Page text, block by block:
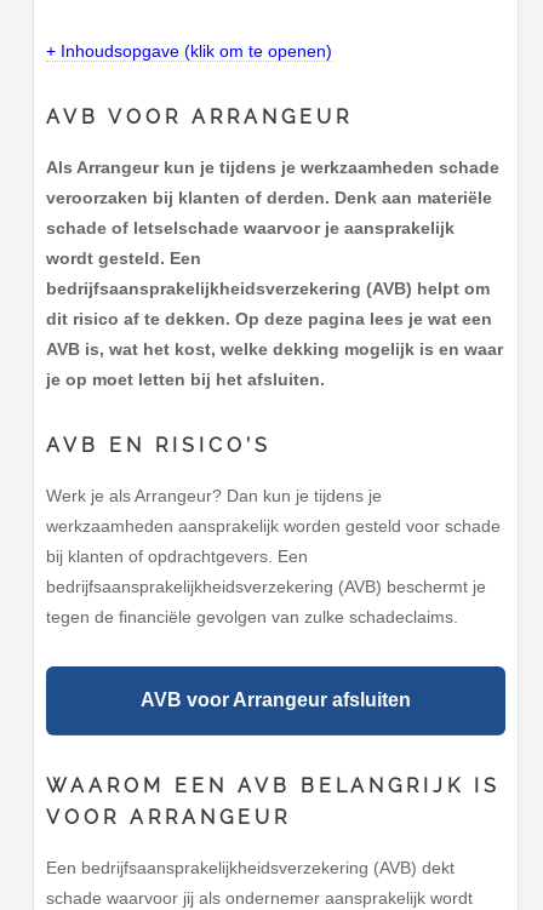
+ Inhoudsopgave (klik om te openen)
AVB VOOR ARRANGEUR
Als Arrangeur kun je tijdens je werkzaamheden schade
veroorzaken bij klanten of derden. Denk aan materiële
schade of letselschade waarvoor je aansprakelijk
wordt gesteld. Een
bedrijfsaansprakelijkheidsverzekering (AVB) helpt om
dit risico af te dekken. Op deze pagina lees je wat een
AVB is, wat het kost, welke dekking mogelijk is en waar
je op moet letten bij het afsluiten.
AVB EN RISICO’S
Werk je als Arrangeur? Dan kun je tijdens je
werkzaamheden aansprakelijk worden gesteld voor schade
bij klanten of opdrachtgevers. Een
bedrijfsaansprakelijkheidsverzekering (AVB) beschermt je
tegen de financiële gevolgen van zulke schadeclaims.
AVB voor Arrangeur afsluiten
WAAROM EEN AVB BELANGRIJK IS
VOOR ARRANGEUR
Een bedrijfsaansprakelijkheidsverzekering (AVB) dekt
schade waarvoor jij als ondernemer aansprakelijk wordt